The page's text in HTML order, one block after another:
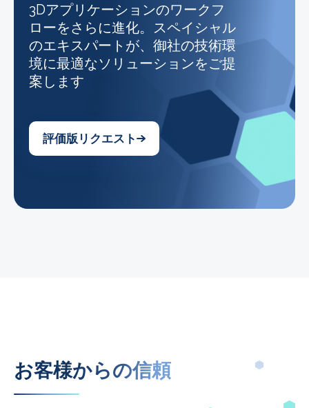
3Dアプリケーションのワークフ
ローをさらに進化。スペイシャル
のエキスパートが、御社の技術環
境に最適なソリューションをご提
案します
評価版リクエスト
お客様からの信頼